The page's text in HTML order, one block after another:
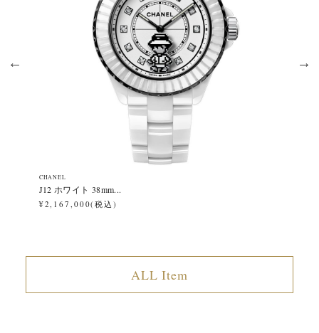
CHANEL
J12 ホワイト 38mm...
¥2,167,000(税込)
ALL Item